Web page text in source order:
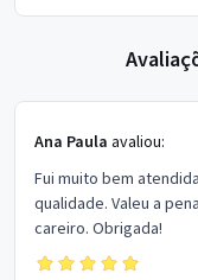
Ana Paula avaliou:
Fui muito bem
qualidade. Valeu a
careiro. Obrigada!